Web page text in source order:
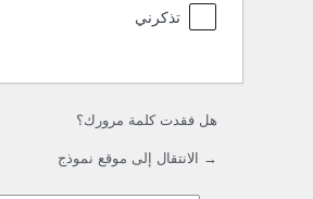
تذكرني
هل فقدت كلمة مرورك؟
→ الانتقال إلى موقع نموذج